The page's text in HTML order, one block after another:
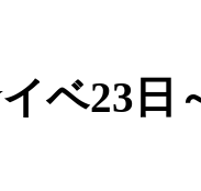
ベ23日